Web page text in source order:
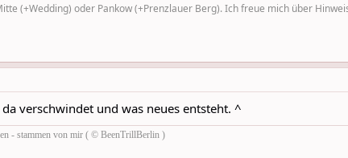
(+Wedding) oder Pankow (+Prenzlauer Berg). Ich freue mich über
verschwindet und was neues entsteht. ^
- stammen von mir ( © BeenTrillBerlin )